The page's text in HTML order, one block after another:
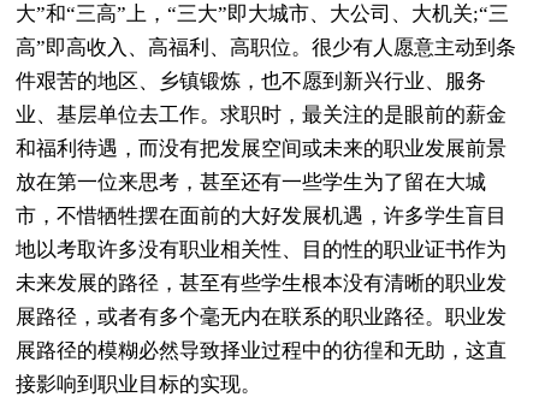
大”和“三高”上，“三大”即大城市、大公司、大机关;“三
高”即高收入、高福利、高职位。很少有人愿意主动到条
件艰苦的地区、乡镇锻炼，也不愿到新兴行业、服务
业、基层单位去工作。求职时，最关注的是眼前的薪金
和福利待遇，而没有把发展空间或未来的职业发展前景
放在第一位来思考，甚至还有一些学生为了留在大城
市，不惜牺牲摆在面前的大好发展机遇，许多学生盲目
地以考取许多没有职业相关性、目的性的职业证书作为
未来发展的路径，甚至有些学生根本没有清晰的职业发
展路径，或者有多个毫无内在联系的职业路径。职业发
展路径的模糊必然导致择业过程中的彷徨和无助，这直
接影响到职业目标的实现。